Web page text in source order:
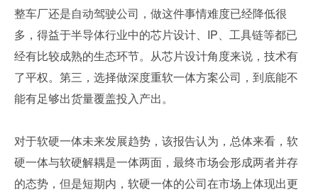
整车厂还是自动驾驶公司，做这件事情难度已经降低很
多，得益于半导体行业中的芯片设计、IP、工具链等都已
经有比较成熟的生态环节。从芯片设计角度来说，技术有
了平权。第三，选择做深度重软一体方案公司，到底能不
能有足够出货量覆盖投入产出。
对于软硬一体未来发展趋势，该报告认为，总体来看，软
硬一体与软硬解耦是一体两面，最终市场会形成两者并存
的态势，但是短期内，软硬一体的公司在市场上体现出更